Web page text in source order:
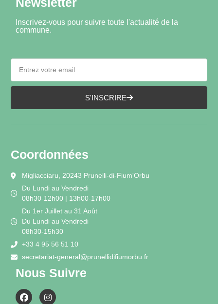
Inscrivez-vous pour suivre toute l'actualité de la
commune.
S'INSCRIRE
Coordonnées
Migliacciaru, 20243 Prunelli-di-Fium'Orbu
Du Lundi au Vendredi
08h30-12h00 | 13h00-17h00
Du 1er Juillet au 31 Août
Du Lundi au Vendredi
08h30-15h30
+33 4 95 56 51 10
secretariat-general@prunellidifiumorbu.fr
Nous Suivre